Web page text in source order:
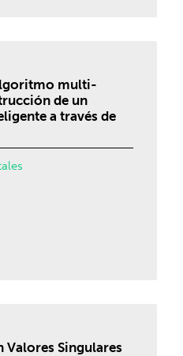
multi-
de un
a través de
Singulares